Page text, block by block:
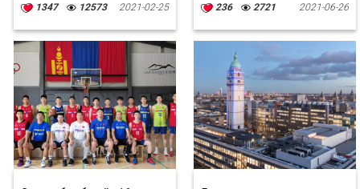
1347 12573 2021-02-25 236 2721 2021-06-26